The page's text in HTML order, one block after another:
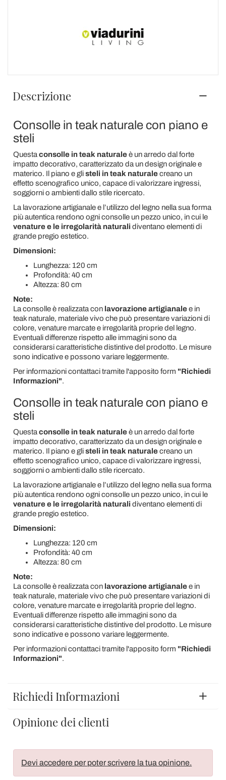
Descrizione
Consolle in teak naturale con piano e
steli
Questa consolle in teak naturaleè un arredo dal forte
impatto decorativo, caratterizzato da un design originale e
materico. Il piano e glisteli in teak naturalecreano un
effetto scenografico unico, capace di valorizzare ingressi,
soggiorni o ambienti dallo stile ricercato.
La lavorazione artigianale e l’utilizzo del legno nella sua forma
più autentica rendono ogni consolle un pezzo unico, in cui le
venature e le irregolarità naturali diventano elementi di
grande pregio estetico.
Dimensioni:
Lunghezza: 120 cm
Profondità: 40 cm
Altezza: 80 cm
Note:
La consolle è realizzata con lavorazione artigianalee in
teak naturale, materiale vivo che può presentare variazioni di
colore, venature marcate e irregolarità proprie del legno.
Eventuali differenze rispetto alle immagini sono da
considerarsi caratteristiche distintive del prodotto. Le misure
sono indicative e possono variare leggermente.
Per informazioni contattaci tramite l'apposito form "Richiedi
Informazioni".
Consolle in teak naturale con piano e
steli
Questa consolle in teak naturaleè un arredo dal forte
impatto decorativo, caratterizzato da un design originale e
materico. Il piano e glisteli in teak naturalecreano un
effetto scenografico unico, capace di valorizzare ingressi,
soggiorni o ambienti dallo stile ricercato.
La lavorazione artigianale e l’utilizzo del legno nella sua forma
più autentica rendono ogni consolle un pezzo unico, in cui le
venature e le irregolarità naturali diventano elementi di
grande pregio estetico.
Dimensioni:
Lunghezza: 120 cm
Profondità: 40 cm
Altezza: 80 cm
Note:
La consolle è realizzata con lavorazione artigianalee in
teak naturale, materiale vivo che può presentare variazioni di
colore, venature marcate e irregolarità proprie del legno.
Eventuali differenze rispetto alle immagini sono da
considerarsi caratteristiche distintive del prodotto. Le misure
sono indicative e possono variare leggermente.
Per informazioni contattaci tramite l'apposito form "Richiedi
Informazioni".
Richiedi Informazioni
Opinione dei clienti
Devi accedere per poter scrivere la tua opinione.